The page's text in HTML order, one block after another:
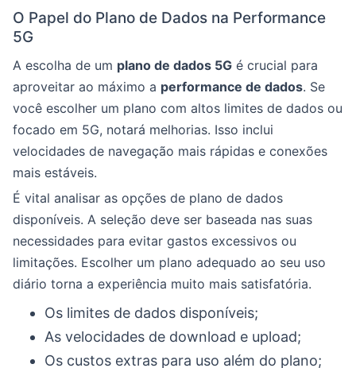
O Papel do Plano de Dados na Performance
5G
A escolha de um plano de dados 5G é crucial para
aproveitar ao máximo a performance de dados. Se
você escolher um plano com altos limites de dados ou
focado em 5G, notará melhorias. Isso inclui
velocidades de navegação mais rápidas e conexões
mais estáveis.
É vital analisar as opções de plano de dados
disponíveis. A seleção deve ser baseada nas suas
necessidades para evitar gastos excessivos ou
limitações. Escolher um plano adequado ao seu uso
diário torna a experiência muito mais satisfatória.
Os limites de dados disponíveis;
As velocidades de download e upload;
Os custos extras para uso além do plano;